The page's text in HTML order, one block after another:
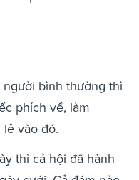
bình thường thì
phích về, làm
vào đó.
thì cả hội đã hành